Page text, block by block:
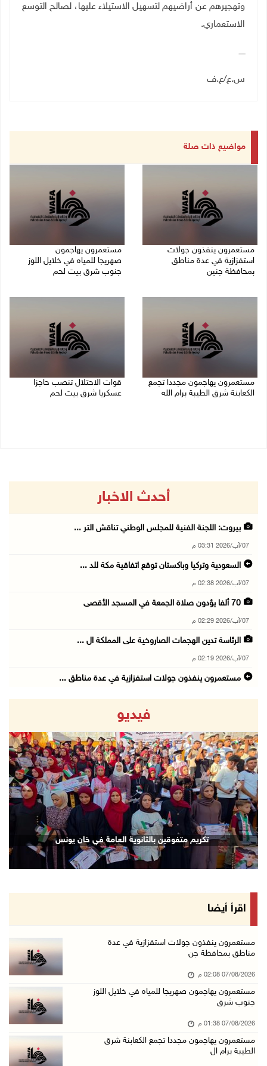
وتهجيرهم عن أراضيهم لتسهيل الاستيلاء عليها، لصالح التوسع
الاستعماري.
ـــــ
س.ع/ع.ف
مواضيع ذات صلة
مستعمرون ينفذون جولات
استفزازية في عدة مناطق
بمحافظة جنين
مستعمرون يهاجمون
صهريجا للمياه في خلايل اللوز
جنوب شرق بيت لحم
مستعمرون يهاجمون مجددا تجمع
الكعابنة شرق الطيبة برام الله
قوات الاحتلال تنصب حاجزا
عسكريا شرق بيت لحم
أحدث الاخبار
بيروت: اللجنة الفنية للمجلس الوطني تناقش التر ...
07/آب/2026 03:31 م
السعودية وتركيا وباكستان توقع اتفاقية مكة للد ...
07/آب/2026 02:38 م
70 ألفا يؤدون صلاة الجمعة في المسجد الأقصى
07/آب/2026 02:29 م
الرئاسة تدين الهجمات الصاروخية على المملكة ال ...
07/آب/2026 02:19 م
مستعمرون ينفذون جولات استفزازية في عدة مناطق ...
أمين عام الجامعة العربية يحذر من نهج إسرائيل ...
07/آب/2026 01:41 م
مستعمرون يهاجمون صهريجا للمياه في خلايل اللوز ...
07/آب/2026 01:38 م
مستعمرون يهاجمون مجددا تجمع الكعابنة شرق الطي ...
07/آب/2026 12:08 م
أسعار النفط تواصل الصعود وسط مخاوف بشأن مستقب ...
07/آب/2026 10:25 ص
الذهب يتجه لأفضل أداء أسبوعي منذ كانون الثاني
قوات الاحتلال تنصب حاجزا عسكريا شرق بيت لحم
مستعمرون بحماية قوات الاحتلال يقتحمون برك سلي ...
الاحتلال يقتحم بلدة طمون جنوب طوباس
محافظة القدس: انسحاب قوات الاحتلال من مخيم قل ...
الطقس: أجواء صافية صيفية والحرارة حول معدلها ...
فيديو
تكريم متفوقين بالثانوية العامة في خان يونس
Next
اقرأ أيضا
مستعمرون ينفذون جولات استفزازية في عدة
مناطق بمحافظة جن
07/08/2026 02:08 م
مستعمرون يهاجمون صهريجا للمياه في خلايل اللوز
جنوب شرق
07/08/2026 01:38 م
مستعمرون يهاجمون مجددا تجمع الكعابنة شرق
الطيبة برام ال